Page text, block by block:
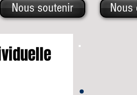
Nous soutenir Nous